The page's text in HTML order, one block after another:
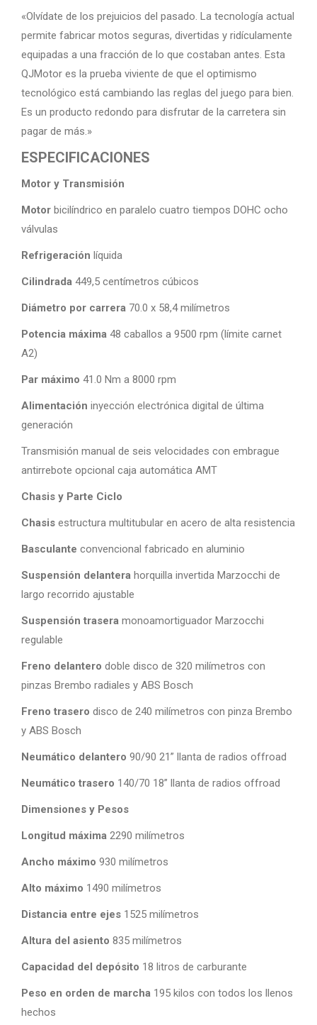
«Olvídate de los prejuicios del pasado. La tecnología actual
permite fabricar motos seguras, divertidas y ridículamente
equipadas a una fracción de lo que costaban antes. Esta
QJMotor es la prueba viviente de que el optimismo
tecnológico está cambiando las reglas del juego para bien.
Es un producto redondo para disfrutar de la carretera sin
pagar de más.»
ESPECIFICACIONES
Motor y Transmisión
Motor bicilíndrico en paralelo cuatro tiempos DOHC ocho
válvulas
Refrigeración líquida
Cilindrada 449,5 centímetros cúbicos
Diámetro por carrera 70.0 x 58,4 milímetros
Potencia máxima 48 caballos a 9500 rpm (límite carnet
A2)
Par máximo 41.0 Nm a 8000 rpm
Alimentación inyección electrónica digital de última
generación
Transmisión manual de seis velocidades con embrague
antirrebote opcional caja automática AMT
Chasis y Parte Ciclo
Chasis estructura multitubular en acero de alta resistencia
Basculante convencional fabricado en aluminio
Suspensión delantera horquilla invertida Marzocchi de
largo recorrido ajustable
Suspensión trasera monoamortiguador Marzocchi
regulable
Freno delantero doble disco de 320 milímetros con
pinzas Brembo radiales y ABS Bosch
Freno trasero disco de 240 milímetros con pinza Brembo
y ABS Bosch
Neumático delantero 90/90 21” llanta de radios offroad
Neumático trasero 140/70 18” llanta de radios offroad
Dimensiones y Pesos
Longitud máxima 2290 milímetros
Ancho máximo 930 milímetros
Alto máximo 1490 milímetros
Distancia entre ejes 1525 milímetros
Altura del asiento 835 milímetros
Capacidad del depósito 18 litros de carburante
Peso en orden de marcha 195 kilos con todos los llenos
hechos